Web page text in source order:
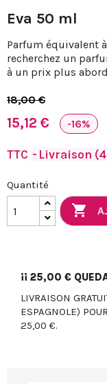
Eva 50 ml
Parfum équivalent
recherchez un
à un prix plus
18,00 €
15,12 € -16%
TTC Livraison
Quantité

¡¡ 25,00 €
LIVRAISON
ESPAGNOLE)
25,00 €.